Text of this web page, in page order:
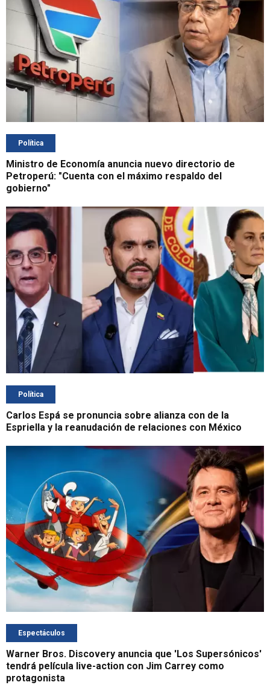
Política
Ministro de Economía anuncia nuevo directorio de
Petroperú: "Cuenta con el máximo respaldo del
gobierno"
Política
Carlos Espá se pronuncia sobre alianza con de la
Espriella y la reanudación de relaciones con México
Espectáculos
Warner Bros. Discovery anuncia que 'Los Supersónicos'
tendrá película live-action con Jim Carrey como
protagonista